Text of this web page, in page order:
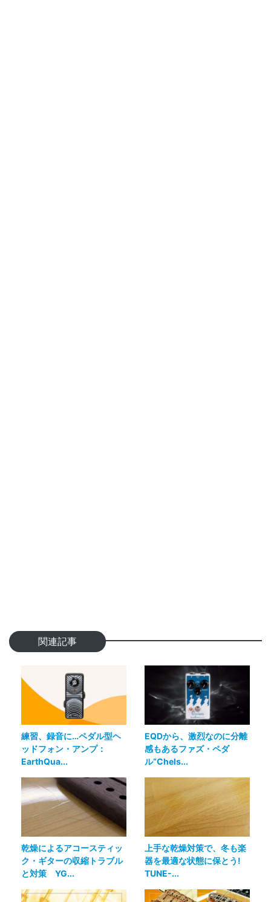
関連記事
練習、録音に…ペダル型ヘ
ッドフォン・アンプ：
EarthQua...
EQDから、激烈なのに分離
感もあるファズ・ペダ
ル“Chels...
乾燥によるアコースティッ
ク・ギターの収縮トラブル
と対策 YG...
上手な乾燥対策で、冬も楽
器を最適な状態に保とう!
TUNE-...